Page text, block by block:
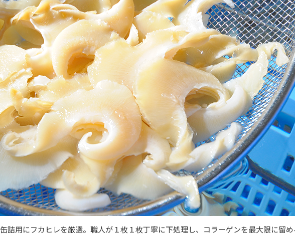
缶詰用にフカヒレを厳選。職人が１枚１枚丁寧に下処理し、コラーゲンを最大限に留